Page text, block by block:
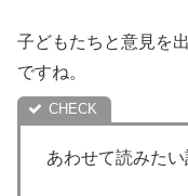
子どもたちと意見を
ですね。
あわせて読みた